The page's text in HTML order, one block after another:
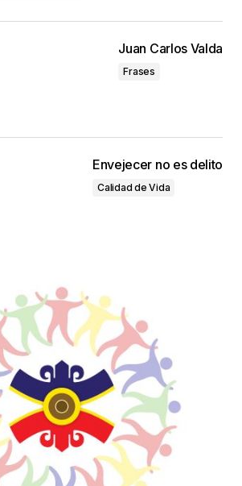
Juan Carlos Valda
Frases
Envejecer no es delito
Calidad de Vida